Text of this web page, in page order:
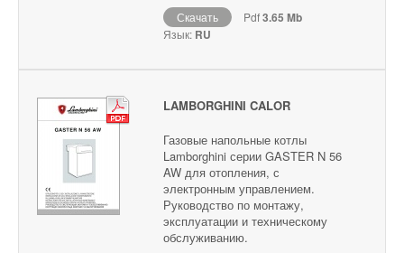
Скачать Pdf3.65 Mb
Язык: RU
LAMBORGHINI CALOR
Газовые напольные котлы
Lamborghini серии GASTER N 56
AW для отопления, с
электронным управлением.
Руководство по монтажу,
эксплуатации и техническому
обслуживанию.